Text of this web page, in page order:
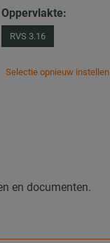
Oppervlakte:
RVS 3.16
Selectie opnieuw instellen
en documenten.